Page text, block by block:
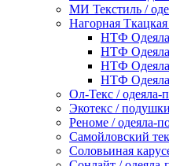
МИ Текстиль /
Нагорная
НТФ Одеяла
НТФ Одеяла
НТФ Одеяла
НТФ Одеяла
Ол-Текс / одеяла-
Экотекс /
Реноме / одеяла-
Самойловский
Соловьиная